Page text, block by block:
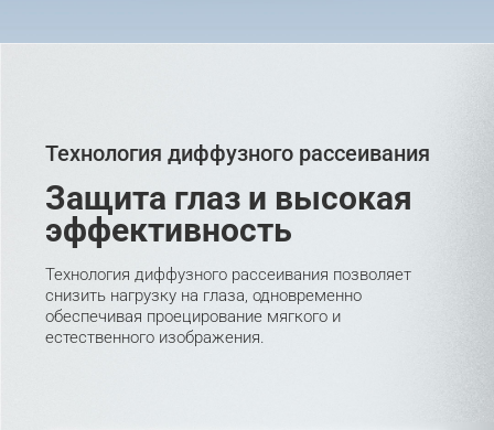
Технология диффузного рассеивания
Защита глаз и высокая
эффективность
Технология диффузного рассеивания позволяет
снизить нагрузку на глаза, одновременно
обеспечивая проецирование мягкого и
естественного изображения.